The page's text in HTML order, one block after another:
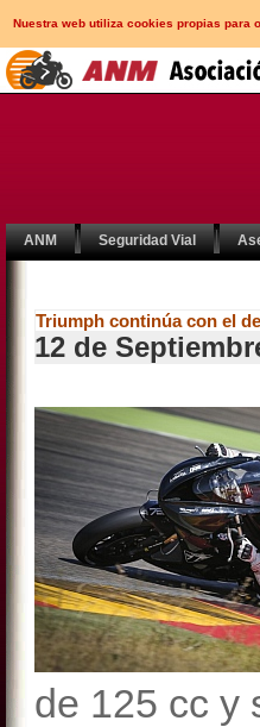
Nuestra web utiliza cookies propias para
ANM Seguridad Vial
Triumph continúa con el
12 de
de 125 cc y